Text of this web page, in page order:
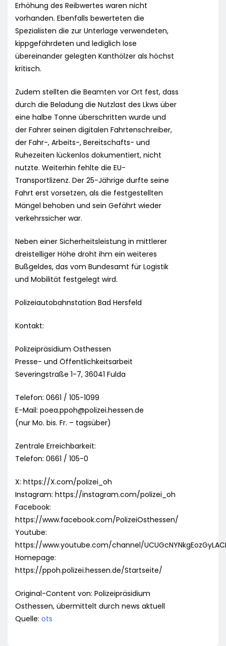
Erhöhung des Reibwertes waren nicht
vorhanden. Ebenfalls bewerteten die
Spezialisten die zur Unterlage verwendeten,
kippgefährdeten und lediglich lose
übereinander gelegten Kanthölzer als höchst
kritisch.
Zudem stellten die Beamten vor Ort fest, dass
durch die Beladung die Nutzlast des Lkws über
eine halbe Tonne überschritten wurde und
der Fahrer seinen digitalen Fahrtenschreiber,
der Fahr-, Arbeits-, Bereitschafts- und
Ruhezeiten lückenlos dokumentiert, nicht
nutzte. Weiterhin fehlte die EU-
Transportlizenz. Der 25-Jährige durfte seine
Fahrt erst vorsetzen, als die festgestellten
Mängel behoben und sein Gefährt wieder
verkehrssicher war.
Neben einer Sicherheitsleistung in mittlerer
dreistelliger Höhe droht ihm ein weiteres
Bußgeldes, das vom Bundesamt für Logistik
und Mobilität festgelegt wird.
Polizeiautobahnstation Bad Hersfeld
Kontakt:
Polizeipräsidium Osthessen
Presse- und Öffentlichkeitsarbeit
Severingstraße 1-7, 36041 Fulda
Telefon: 0661 / 105-1099
E-Mail: poea.ppoh@polizei.hessen.de
(nur Mo. bis. Fr. – tagsüber)
Zentrale Erreichbarkeit:
Telefon: 0661 / 105-0
X: https://X.com/polizei_oh
Instagram: https://instagram.com/polizei_oh
Facebook:
https://www.facebook.com/PolizeiOsthessen/
Youtube:
https://www.youtube.com/channel/
Homepage:
https://ppoh.polizei.hessen.de/Startseite/
Original-Content von: Polizeipräsidium
Osthessen, übermittelt durch news aktuell
Quelle: ots